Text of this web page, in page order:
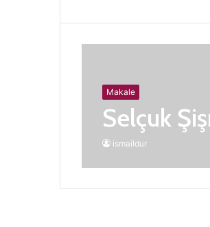
Makale
Selçuk
ismaildur